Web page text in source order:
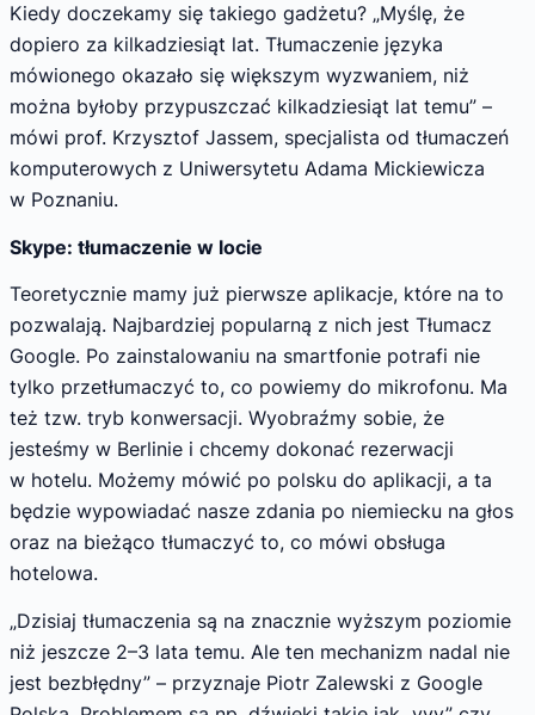
Kiedy doczekamy się takiego gadżetu? „Myślę, że
dopiero za kilkadziesiąt lat. Tłumaczenie języka
mówionego okazało się większym wyzwaniem, niż
można byłoby przypuszczać kilkadziesiąt lat temu” –
mówi prof. Krzysztof Jassem, specjalista od tłumaczeń
komputerowych z Uniwersytetu Adama Mickiewicza
w Poznaniu.
Skype: tłumaczenie w locie
Teoretycznie mamy już pierwsze aplikacje, które na to
pozwalają. Najbardziej popularną z nich jest Tłumacz
Google. Po zainstalowaniu na smartfonie potrafi nie
tylko przetłumaczyć to, co powiemy do mikrofonu. Ma
też tzw. tryb konwersacji. Wyobraźmy sobie, że
jesteśmy w Berlinie i chcemy dokonać rezerwacji
w hotelu. Możemy mówić po polsku do aplikacji, a ta
będzie wypowiadać nasze zdania po niemiecku na głos
oraz na bieżąco tłumaczyć to, co mówi obsługa
hotelowa.
„Dzisiaj tłumaczenia są na znacznie wyższym poziomie
niż jeszcze 2–3 lata temu. Ale ten mechanizm nadal nie
jest bezbłędny” – przyznaje Piotr Zalewski z Google